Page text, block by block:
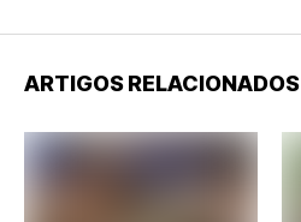
ARTIGOS RELACIONADOS